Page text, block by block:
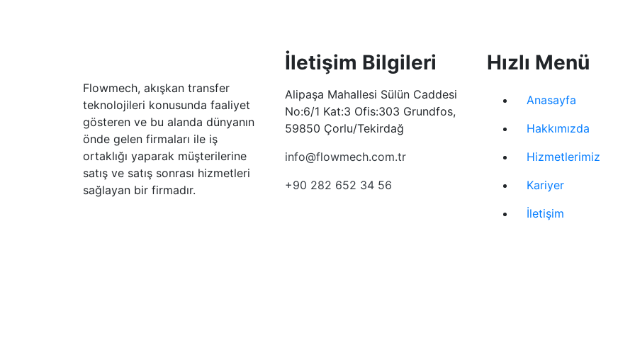
Flowmech, akışkan transfer
teknolojileri konusunda faaliyet
gösteren ve bu alanda dünyanın
önde gelen firmaları ile iş
ortaklığı yaparak müşterilerine
satış ve satış sonrası hizmetleri
sağlayan bir firmadır.
Hızlı Menü
Anasayfa
Hakkımızda
Hizmetlerimiz
Kariyer
İletişim
İletişim Bilgileri
Alipaşa Mahallesi Sülün Caddesi
No:6/1 Kat:3 Ofis:303 Grundfos,
59850 Çorlu/Tekirdağ
info@flowmech.com.tr
+90 282 652 34 56